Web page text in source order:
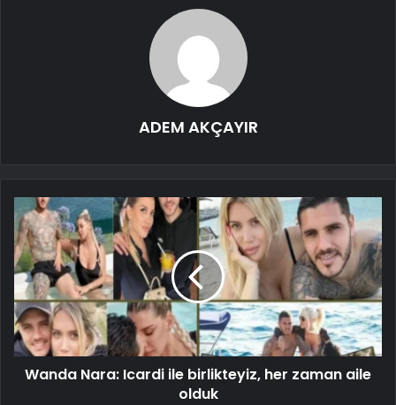
ADEM AKÇAYIR
Wanda Nara: Icardi ile birlikteyiz, her zaman aile
olduk